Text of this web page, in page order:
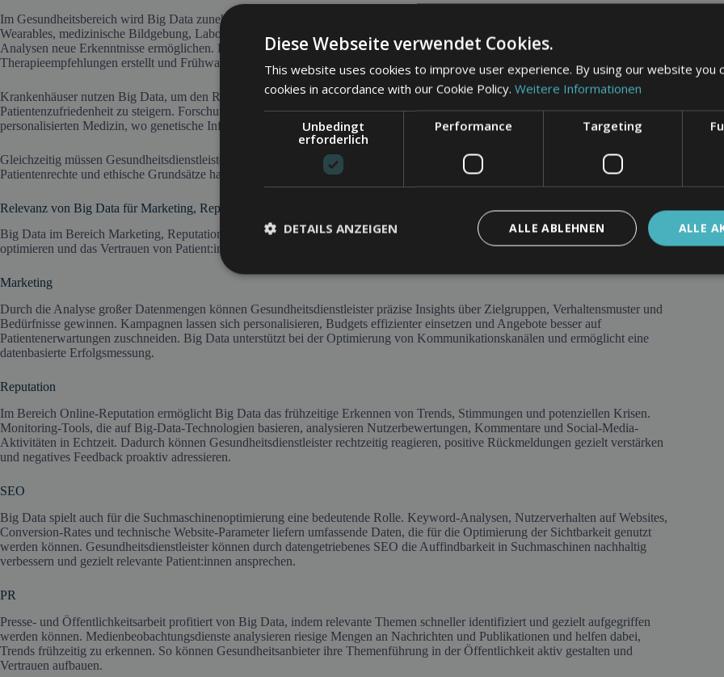
Im Gesundheitsbereich wird Big Data zunehmend als Motor für Innovationen angesehen. Elektronische Gesundheitsakten,
Wearables, medizinische Bildgebung, Laboranalysen und Patientenfeedback liefern enorme Datenmengen, die durch intelligente
Analysen neue Erkenntnisse ermöglichen. Beispielsweise können Behandlungsverläufe besser vorhergesagt, individuelle
Therapieempfehlungen erstellt und Frühwarnsysteme für Epidemien entwickelt werden.
Krankenhäuser nutzen Big Data, um den Ressourceneinsatz effizienter zu planen, Wartezeiten zu reduzieren und
Patientenzufriedenheit zu steigern. Forschungseinrichtungen profitieren von groß angelegten Datensammlungen, etwa in der
personalisierten Medizin, wo genetische Informationen helfen, maßgeschneiderte Therapien zu entwickeln.
Gleichzeitig müssen Gesundheitsdienstleister besonders sorgfältig mit den sensiblen Patientendaten umgehen. Datensicherheit,
Patientenrechte und ethische Grundsätze haben höchste Priorität.
Relevanz von Big Data für Marketing, Reputation, SEO und PR im Gesundheitsbereich
Big Data im Bereich Marketing, Reputation Management, SEO und PR bietet wertvolle Möglichkeiten, die digitale Präsenz zu
optimieren und das Vertrauen von Patient:innen gezielt aufzubauen.
Marketing
Durch die Analyse großer Datenmengen können Gesundheitsdienstleister präzise Insights über Zielgruppen, Verhaltensmuster und
Bedürfnisse gewinnen. Kampagnen lassen sich personalisieren, Budgets effizienter einsetzen und Angebote besser auf
Patientenerwartungen zuschneiden. Big Data unterstützt bei der Optimierung von Kommunikationskanälen und ermöglicht eine
datenbasierte Erfolgsmessung.
Reputation
Im Bereich Online-Reputation ermöglicht Big Data das frühzeitige Erkennen von Trends, Stimmungen und potenziellen Krisen.
Monitoring-Tools, die auf Big-Data-Technologien basieren, analysieren Nutzerbewertungen, Kommentare und Social-Media-
Aktivitäten in Echtzeit. Dadurch können Gesundheitsdienstleister rechtzeitig reagieren, positive Rückmeldungen gezielt verstärken
und negatives Feedback proaktiv adressieren.
SEO
Big Data spielt auch für die Suchmaschinenoptimierung eine bedeutende Rolle. Keyword-Analysen, Nutzerverhalten auf Websites,
Conversion-Rates und technische Website-Parameter liefern umfassende Daten, die für die Optimierung der Sichtbarkeit genutzt
werden können. Gesundheitsdienstleister können durch datengetriebenes SEO die Auffindbarkeit in Suchmaschinen nachhaltig
verbessern und gezielt relevante Patient:innen ansprechen.
PR
Presse- und Öffentlichkeitsarbeit profitiert von Big Data, indem relevante Themen schneller identifiziert und gezielt aufgegriffen
werden können. Medienbeobachtungsdienste analysieren riesige Mengen an Nachrichten und Publikationen und helfen dabei,
Trends frühzeitig zu erkennen. So können Gesundheitsanbieter ihre Themenführung in der Öffentlichkeit aktiv gestalten und
Vertrauen aufbauen.
Diese Webseite verwendet Cookies.
This website uses cookies to improve user experience. By using our website you
cookies in accordance with our Cookie Policy. Weitere Informationen
Unbedingt
erforderlich
Performance Targeting
ALLE
ALLE ABLEHNEN
DETAILS ANZEIGEN